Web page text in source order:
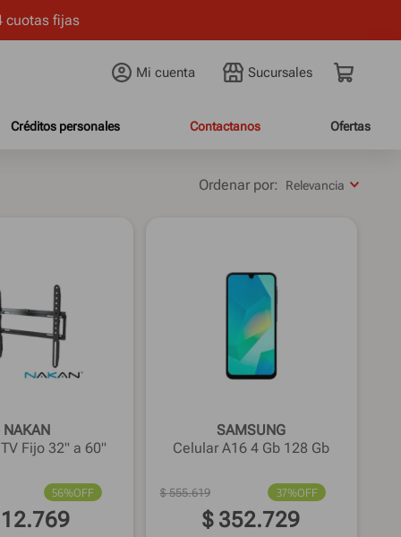
cuotas fijas
Mi cuenta
Créditos personales Contactanos Ofertas
Relevancia
NAKAN
Fijo 32" a 60"
56%OFF
12.769
SAMSUNG
Celular A16 4 Gb 128 Gb
$ 555.619 37%OFF
$ 352.729